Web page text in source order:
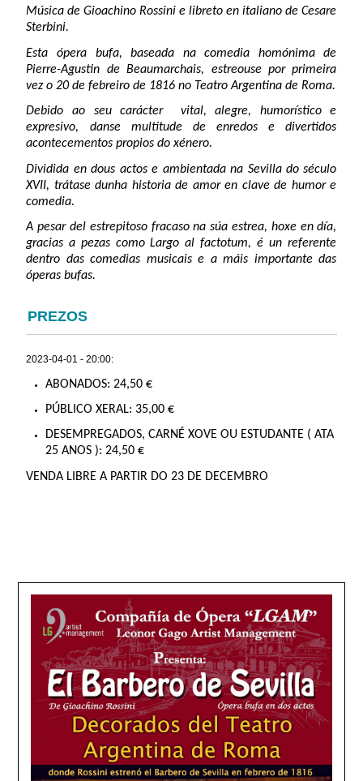
Música de Gioachino Rossini e libreto en italiano de Cesare
Sterbini.
Esta ópera bufa, baseada na comedia homónima de
Pierre-Agustin de Beaumarchais, estreouse por primeira
vez o 20 de febreiro de 1816 no Teatro Argentina de Roma.
Debido ao seu carácter vital, alegre, humorístico e
expresivo, danse multitude de enredos e divertidos
acontecementos propios do xénero.
Dividida en dous actos e ambientada na Sevilla do século
XVII, trátase dunha historia de amor en clave de humor e
comedia.
A pesar del estrepitoso fracaso na súa estrea, hoxe en día,
gracias a pezas comoLargo al factotum, é un referente
dentro das comedias musicais e a máis importante das
óperas bufas.
PREZOS
2023-04-01 - 20:00:
ABONADOS: 24,50 €
PÚBLICO XERAL: 35,00 €
DESEMPREGADOS, CARNÉ XOVE OU ESTUDANTE ( ATA
25 ANOS ): 24,50 €
VENDA LIBRE A PARTIR DO 23 DE DECEMBRO